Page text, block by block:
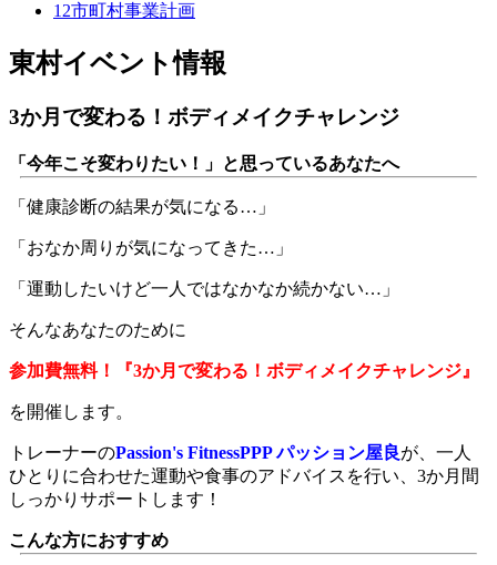
12市町村事業計画
東村イベント情報
3か月で変わる！ボディメイクチャレンジ
「今年こそ変わりたい！」と思っているあなたへ
「健康診断の結果が気になる…」
「おなか周りが気になってきた…」
「運動したいけど一人ではなかなか続かない…」
そんなあなたのために
参加費無料！『3か月で変わる！ボディメイクチャレンジ』
を開催します。
トレーナーのPassion's FitnessPPP パッション屋良が、一人
ひとりに合わせた運動や食事のアドバイスを行い、3か月間
しっかりサポートします！
こんな方におすすめ